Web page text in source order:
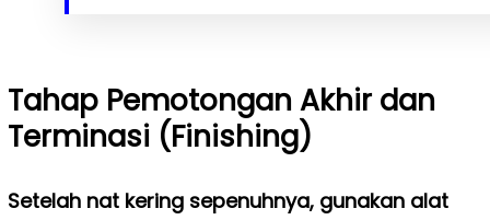
Tahap Pemotongan Akhir dan
Terminasi (Finishing)
Setelah nat kering sepenuhnya, gunakan alat